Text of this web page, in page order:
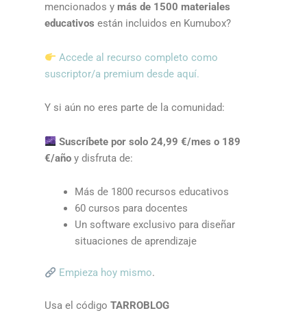
mencionados y más de 1500 materiales
educativos están incluidos en Kumubox?
Accede al recurso completo como
suscriptor/a premium desde aquí.
Y si aún no eres parte de la comunidad:
Suscríbete por solo 24,99 €/mes o 189
€/año y disfruta de:
Más de 1800 recursos educativos
60 cursos para docentes
Un software exclusivo para diseñar
situaciones de aprendizaje
Empieza hoy mismo.
Usa el código TARROBLOG